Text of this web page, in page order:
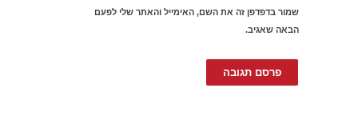
שמור בדפדפן זה את השם, האימייל והאתר שלי לפעם
הבאה שאגיב.